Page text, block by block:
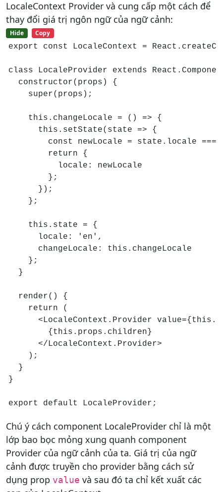
LocaleContext Provider và cung cấp một cách để
thay đổi giá trị ngôn ngữ của ngữ cảnh:
Hide Copy
export const LocaleContext =
class LocaleProvider extends
  constructor(props) {
    super(props);
    this.changeLocale = () => {
      this.setState(state => {
const newLocale = state.locale ===
        return {
          locale: newLocale
        };
      });
    };
    this.state = {
      locale: 'en',
      changeLocale: this.changeLocale
    };
  }
  render() {
    return (
<LocaleContext.Provider
        {this.props.children}
      </LocaleContext.Provider>
    );
  }
}
export default LocaleProvider;
Chú ý cách component LocaleProvider chỉ là một
lớp bao bọc mỏng xung quanh component
Provider của ngữ cảnh của ta. Giá trị của ngữ
cảnh được truyền cho provider bằng cách sử
dụng prop value và sau đó ta chỉ kết xuất các